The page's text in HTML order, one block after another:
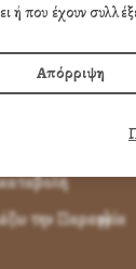
την Παραγγελία
ή που έχουν
Απόρριψη